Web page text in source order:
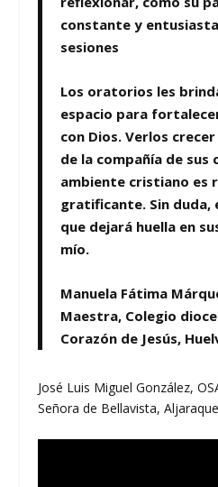
constante y
sesiones
Los oratorios les
espacio para
con Dios. Verlos
de la compañía de sus
ambiente cristiano es
gratificante. Sin duda,
que dejará huella en
mío.
Manuela Fátima
Maestra, Colegio
Corazón de Jesús,
José Luis Miguel González,
Señora de Bellavista,